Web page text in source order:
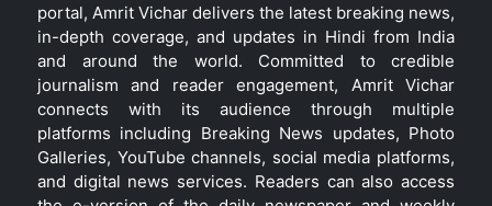
portal, Amrit Vichar delivers the latest breaking news,
in-depth coverage, and updates in Hindi from India
and around the world. Committed to credible
journalism and reader engagement, Amrit Vichar
connects with its audience through multiple
platforms including Breaking News updates, Photo
Galleries, YouTube channels, social media platforms,
and digital news services. Readers can also access